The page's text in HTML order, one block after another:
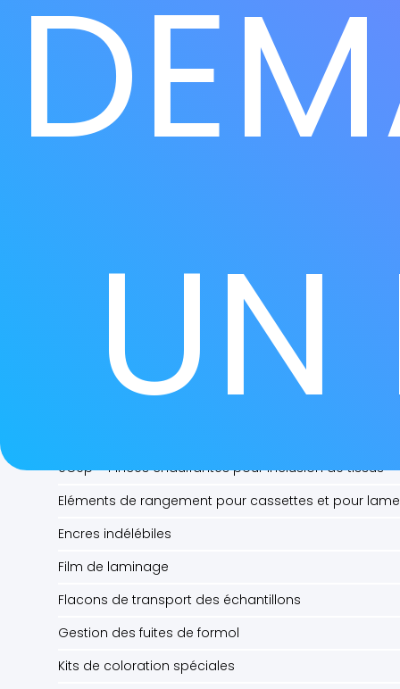
UN
Consommable :
Cryo Spray
eCep – Pinces chauffantes pour inclusion de tissus
Eléments de rangement pour cassettes et pour
Encres indélébiles
Film de laminage
Flacons de transport des échantillons
Gestion des fuites de formol
Kits de coloration spéciales